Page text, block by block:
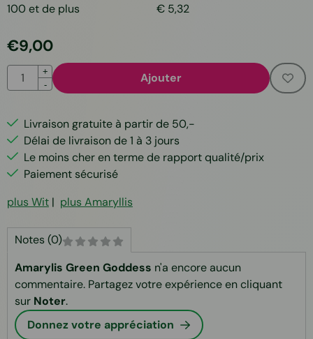
100 et de plus
€ 5,32
€9,00
Quantité
+
-
Ajouter
Livraison gratuite à partir de 50,-
Délai de livraison de 1 à 3 jours
Le moins cher en terme de rapport qualité/prix
Paiement sécurisé
plus Wit | plus Amaryllis
Notes (0)
Amarylis Green Goddess n'a encore aucun
commentaire. Partagez votre expérience en cliquant
sur Noter.
Donnez votre appréciation